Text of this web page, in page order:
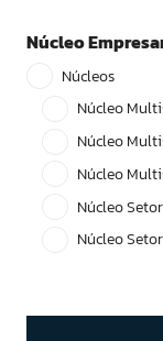
Núcleo
Núcleos
Núcleo
Núcleo
Núcleo
Núcleo
Núcleo